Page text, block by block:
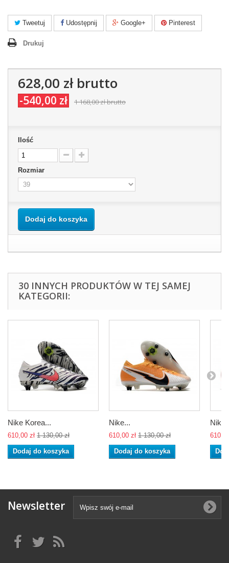
Tweetuj Udostępnij Google+ Pinterest
Drukuj
628,00 złbrutto
-540,00 zł 1 168,00 złbrutto
Ilość
Rozmiar
Dodaj do koszyka
30 INNYCH PRODUKTÓW W TEJ SAMEJ
KATEGORII:
Nike Korea...
610,00 zł 1 130,00 zł
Dodaj do koszyka
Nike...
610,00 zł 1 130,00 zł
Dodaj do koszyka
Newsletter